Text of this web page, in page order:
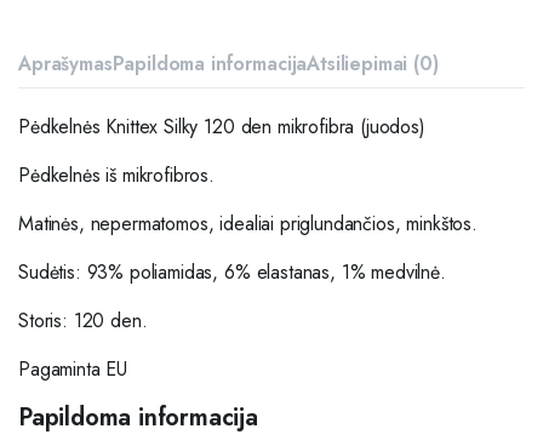
AprašymasPapildoma informacijaAtsiliepimai (0)
Pėdkelnės Knittex Silky 120 den mikrofibra (juodos)
Pėdkelnės iš mikrofibros.
Matinės, nepermatomos, idealiai priglundančios, minkštos.
Sudėtis: 93% poliamidas, 6% elastanas, 1% medvilnė.
Storis: 120 den.
Pagaminta EU
Papildoma informacija